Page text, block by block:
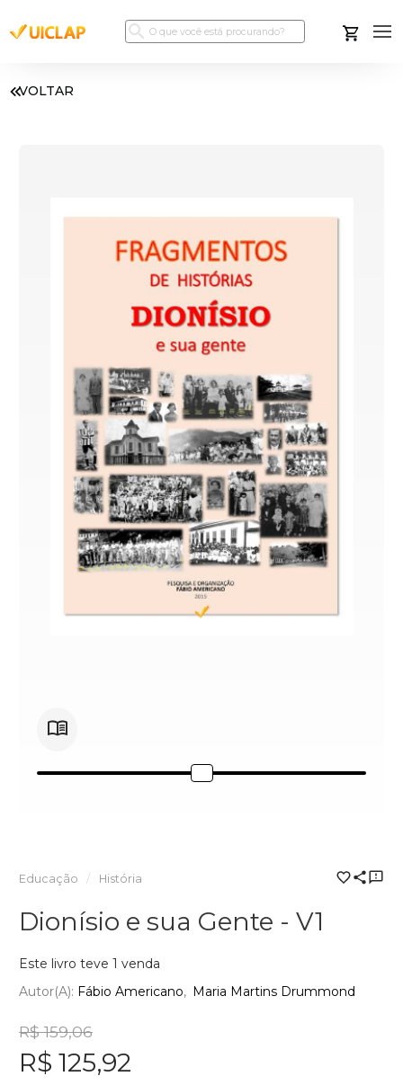
VOLTAR
Educação História
Dionísio e sua Gente - V1
Este livro teve 1 venda
Autor(a): Fábio Americano Maria Martins Drummond
R$ 159,06
R$ 125,92